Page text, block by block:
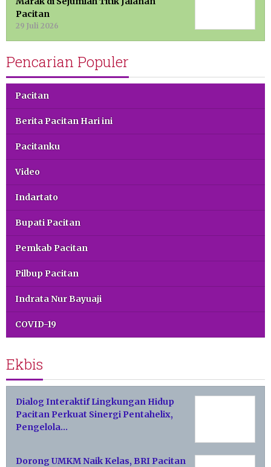
Pacitan
29 Juli 2026
Pencarian Populer
Pacitan
Berita Pacitan Hari ini
Pacitanku
Video
Indartato
Bupati Pacitan
Pemkab Pacitan
Pilbup Pacitan
Indrata Nur Bayuaji
COVID-19
Ekbis
Dialog Interaktif Lingkungan Hidup
Pacitan Perkuat Sinergi Pentahelix,
Pengelola…
Dorong UMKM Naik Kelas, BRI Pacitan